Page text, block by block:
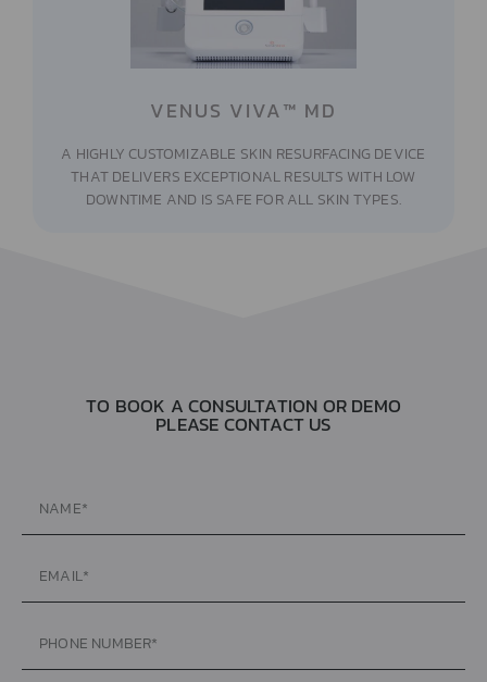
VENUS VIVA™ MD
A HIGHLY CUSTOMIZABLE SKIN RESURFACING DEVICE
THAT DELIVERS EXCEPTIONAL RESULTS WITH LOW
DOWNTIME AND IS SAFE FOR ALL SKIN TYPES.
TO BOOK A CONSULTATION OR DEMO
PLEASE CONTACT US